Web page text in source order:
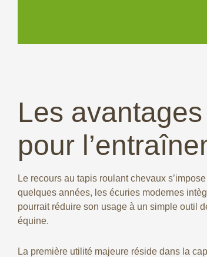
Les
pour
Le recours au tapis roulant chevaux
quelques années, les écuries modernes
pourrait réduire son usage à un simple outil
équine.
La première utilité majeure réside dans la